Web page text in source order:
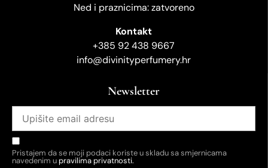
Ned i praznicima: zatvoreno
Kontakt
+385 92 438 9667
info@divinityperfumery.hr
Newsletter
Pristajem da se moji podaci koriste u skladu sa smjernicama
navedenim upravilima privatnosti.